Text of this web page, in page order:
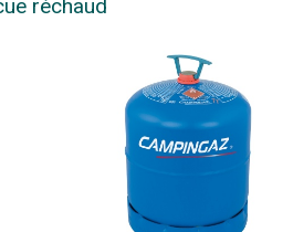
réchaud